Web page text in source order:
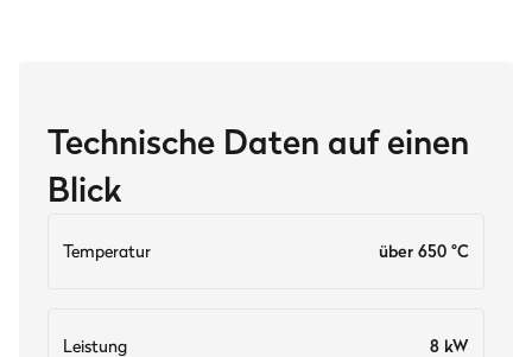
Technische Daten auf einen
Blick
Temperatur über 650 °C
Leistung 8 kW